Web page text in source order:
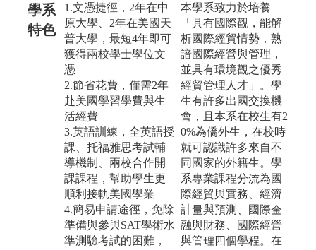
學系
特色
1.文憑捷徑，2年在中
原大學、2年在美國天
普大學，最短4年即可
獲得兩校學士學位文
憑
2.節省花費，僅需2年
赴美國學習學費與生
活經費
3.英語訓練，全英語授
課、托福雅思考試輔
導機制、兩校合作開
課課程，幫助學生更
順利接軌美國學業
4.簡易申請途徑，免除
準備與參與SAT學術水
準測驗考試的困難，
本學系致力於培養
「具有國際觀，能解
析國際經貿情勢，熟
諳國際經營與管理，
並具有環境觀之優秀
經貿管理人才」。學
生有許多出國交換機
會，且本系在校生有2
0%為僑外生，在校時
就可認識許多來自不
同國家的外籍生。學
系專業課程分流為國
際經貿與實務、經濟
計量與預測、國際金
融與財務、國際經營
與管理四個學程。在